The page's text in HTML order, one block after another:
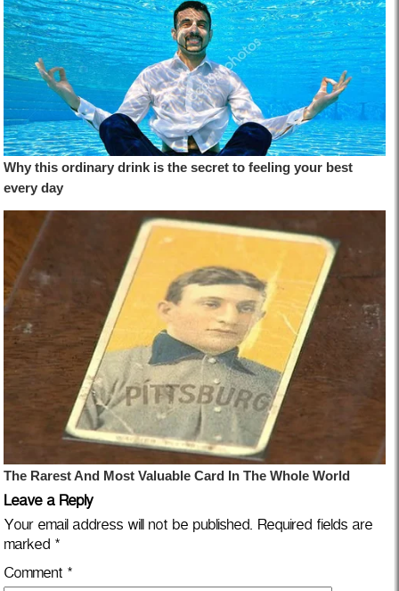
Leave a Reply
Your email address will not be published. Required fields are
marked *
Comment *